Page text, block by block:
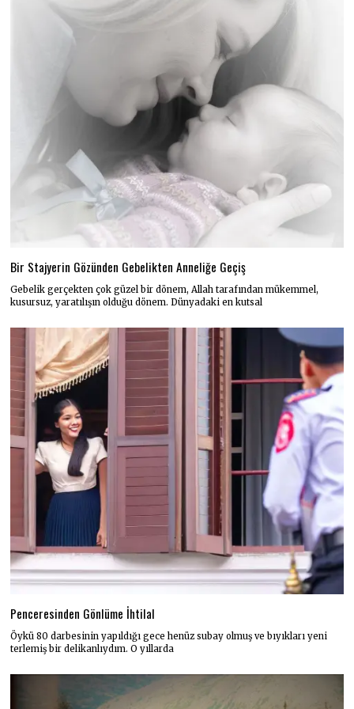
Bir Stajyerin Gözünden Gebelikten Anneliğe Geçiş
Gebelik gerçekten çok güzel bir dönem, Allah tarafından mükemmel,
kusursuz, yaratılışın olduğu dönem. Dünyadaki en kutsal
Penceresinden Gönlüme İhtilal
Öykü 80 darbesinin yapıldığı gece henüz subay olmuş ve bıyıkları yeni
terlemiş bir delikanlıydım. O yıllarda